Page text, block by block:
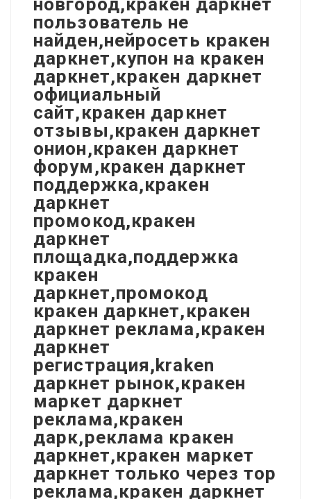
пользователь не
найден,нейросеть кракен
даркнет,купон на кракен
даркнет,кракен даркнет
официальный
сайт,кракен даркнет
отзывы,кракен даркнет
онион,кракен даркнет
форум,кракен даркнет
поддержка,кракен
даркнет
промокод,кракен
даркнет
площадка,поддержка
кракен
даркнет,промокод
кракен даркнет,кракен
даркнет реклама,кракен
даркнет
регистрация,kraken
даркнет рынок,кракен
маркет даркнет
реклама,кракен
дарк,реклама кракен
даркнет,кракен маркет
даркнет только через тор
реклама,кракен даркнет